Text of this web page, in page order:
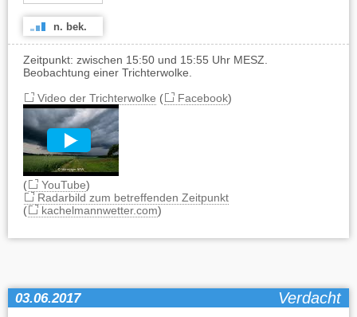
n. bek.
Zeitpunkt: zwischen 15:50 und 15:55 Uhr MESZ.
Beobachtung einer Trichterwolke.
Video der Trichterwolke ( Facebook)
( YouTube)
Radarbild zum betreffenden Zeitpunkt
(
kachelmannwetter.com)
03.06.2017 Verdacht